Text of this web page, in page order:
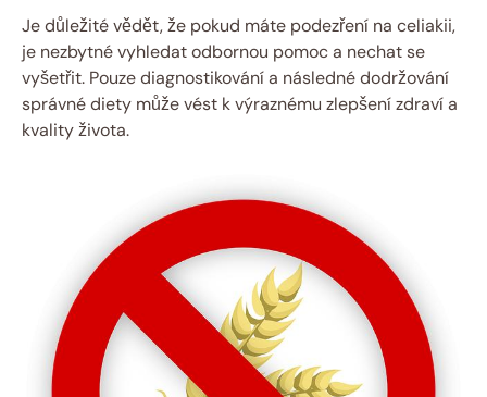
Je důležité vědět, že pokud máte podezření na celiakii,
je nezbytné vyhledat odbornou pomoc a nechat se
vyšetřit. Pouze diagnostikování a následné dodržování
správné diety může vést k výraznému zlepšení zdraví a
kvality života.